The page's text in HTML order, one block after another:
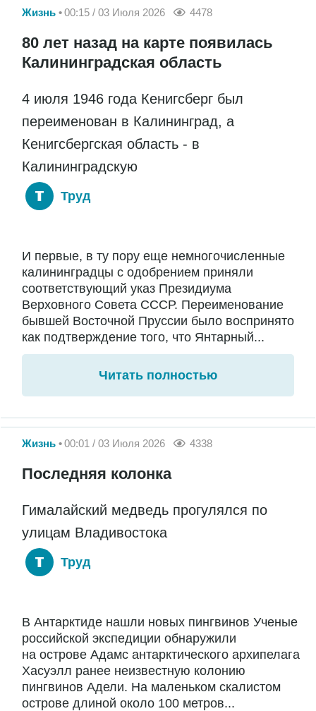
Жизнь 00:15 / 03 Июля 2026 4478
80 лет назад на карте появилась
Калининградская область
4 июля 1946 года Кенигсберг был
переименован в Калининград, а
Кенигсбергская область - в
Калининградскую
Труд
И первые, в ту пору еще немногочисленные
калининградцы с одобрением приняли
соответствующий указ Президиума
Верховного Совета СССР. Переименование
бывшей Восточной Пруссии было воспринято
как подтверждение того, что Янтарный...
Читать полностью
Жизнь 00:01 / 03 Июля 2026 4338
Последняя колонка
Гималайский медведь прогулялся по
улицам Владивостока
Труд
В Антарктиде нашли новых пингвинов Ученые
российской экспедиции обнаружили
на острове Адамс антарктического архипелага
Хасуэлл ранее неизвестную колонию
пингвинов Адели. На маленьком скалистом
острове длиной около 100 метров...